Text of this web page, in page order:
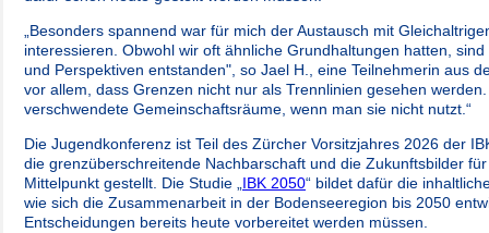
„Besonders spannend war für mich der Austausch mit
interessieren. Obwohl wir oft ähnliche Grundhaltungen hatten,
und Perspektiven entstanden", so Jael H., eine Teilnehmerin aus
vor allem, dass Grenzen nicht nur als Trennlinien gesehen
verschwendete Gemeinschaftsräume, wenn man sie nicht nutzt.“
Die Jugendkonferenz ist Teil des Zürcher Vorsitzjahres 2026 der
die grenzüberschreitende Nachbarschaft und die Zukunftsbilder
Mittelpunkt gestellt. Die Studie „ IBK 2050“ bildet dafür die
wie sich die Zusammenarbeit in der Bodenseeregion bis 2050
Entscheidungen bereits heute vorbereitet werden müssen.